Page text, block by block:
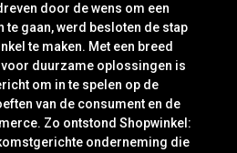
door de wens om een
te gaan, werd besloten de stap
te maken. Met een breed
duurzame oplossingen is
om in te spelen op de
van de consument en de
Zo ontstond Shopwinkel:
onderneming die